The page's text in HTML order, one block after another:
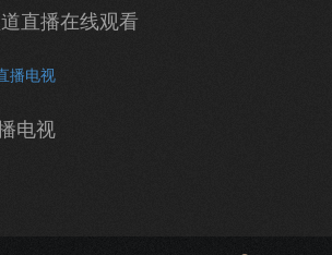
直播在线观看
播电视
电视